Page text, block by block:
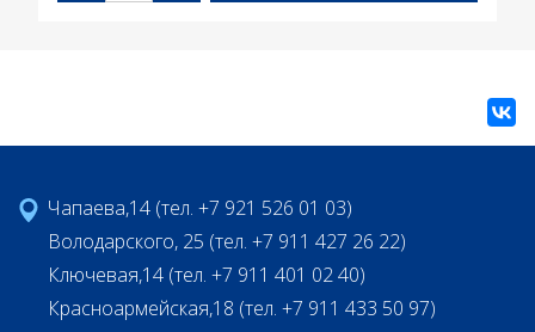
Чапаева,14 (тел. +7 921 526 01 03)
Володарского, 25 (тел. +7 911 427 26 22)
Ключевая,14 (тел. +7 911 401 02 40)
Красноармейская,18 (тел. +7 911 433 50 97)